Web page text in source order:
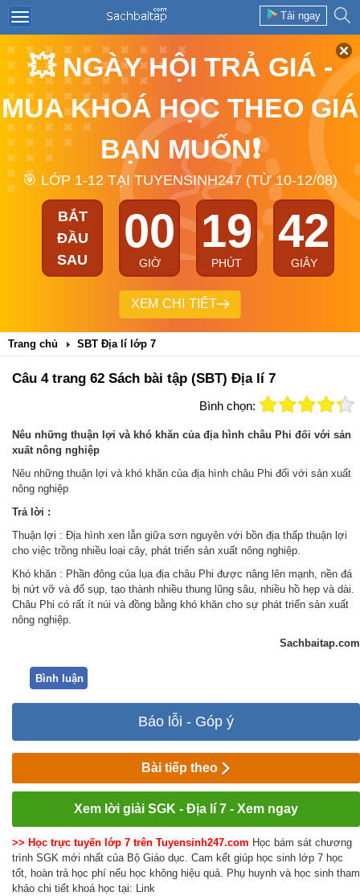
Tải ngay
💥 NGÀY HỘI TRẢ GIÁ -
MUA KHOÁ HỌC THEO GIÁ
BẠN MUỐN❗
🎯 LỚP 1-12 TẠI TUYENSINH247 (TỪ 10-12/08)
BẮT
ĐẦU
SAU
00
GIỜ
19
PHÚT
41
GIÂY
XEM CHI TIẾT
Trang chủ SBT Địa lí lớp 7
Câu 4 trang 62 Sách bài tập (SBT) Địa lí 7
Bình chọn:
Nêu những thuận lợi và khó khăn của địa hình châu Phi đối với sản
xuất nông nghiệp
Nêu những thuận lợi và khó khăn của địa hình châu Phi đối với sản xuất
nông nghiệp
Trả lời :
Thuận lợi : Địa hình xen lẫn giữa sơn nguyên với bồn địa thấp thuận lợi
cho việc trồng nhiều loại cây, phát triển sản xuất nông nghiệp.
Khó khăn : Phần đông của lụa địa châu Phi được nâng lên mạnh, nền đá
bị nứt vỡ và đổ sụp, tạo thành nhiều thung lũng sâu, nhiều hồ hẹp và dài.
Châu Phi có rất ít núi và đồng bằng khó khăn cho sự phát triển sản xuất
nông nghiệp.
Sachbaitap.com
Bình luận
Báo lỗi - Góp ý
Bài tiếp theo
Xem lời giải SGK - Địa lí 7 - Xem ngay
>> Học trực tuyến lớp 7 trên Tuyensinh247.com Học bám sát chương
trình SGK mới nhất của Bộ Giáo dục. Cam kết giúp học sinh lớp 7 học
tốt, hoàn trả học phí nếu học không hiệu quả. Phụ huynh và học sinh tham
khảo chi tiết khoá học tại: Link